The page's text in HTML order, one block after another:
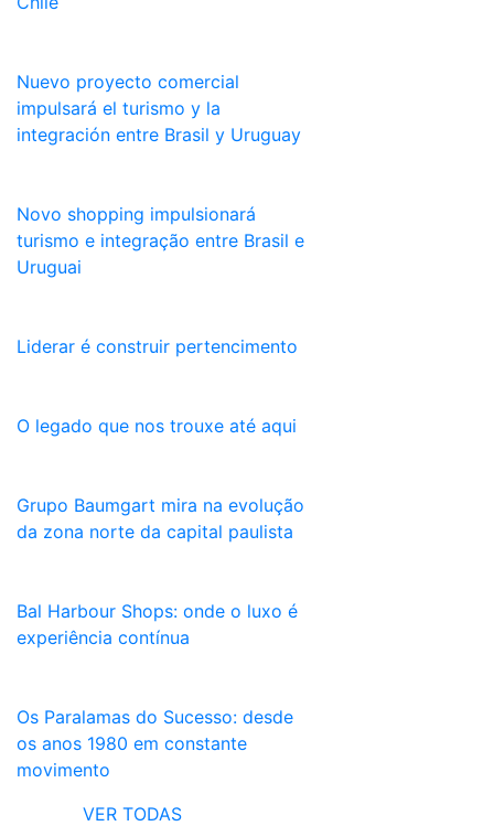
Nuevo proyecto comercial
impulsará el turismo y la
integración entre Brasil y Uruguay
Novo shopping impulsionará
turismo e integração entre Brasil e
Uruguai
Liderar é construir pertencimento
O legado que nos trouxe até aqui
Grupo Baumgart mira na evolução
da zona norte da capital paulista
Bal Harbour Shops: onde o luxo é
experiência contínua
Os Paralamas do Sucesso: desde
os anos 1980 em constante
movimento
VER TODAS